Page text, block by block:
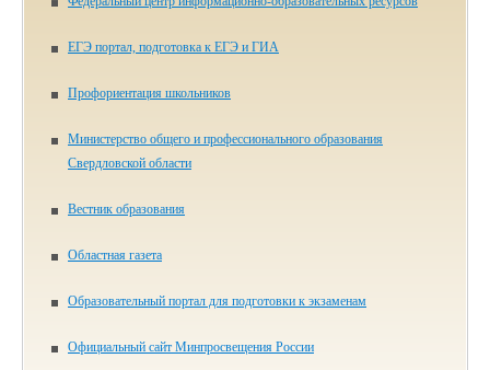
ЕГЭ портал, подготовка к ЕГЭ и ГИА
Профориентация школьников
Министерство общего и профессионального образования
Свердловской области
Вестник образования
Областная газета
Образовательный портал для подготовки к экзаменам
Официальный сайт Минпросвещения России